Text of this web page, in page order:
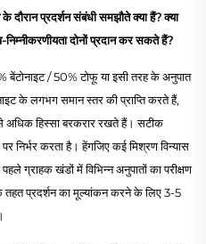
दौरान प्रदर्शन संबंधी समझौते क्या हैं? क्या
दोनों प्रदान कर सकते हैं?
/ 50% टोफू या इसी तरह के अनुपात
के लगभग समान स्तर की प्राप्ति करते हैं,
अधिक हिस्सा बरकरार रखते हैं। सटीक
निर्भर करता है। हेंगजिए कई मिश्रण विन्यास
ग्राहक खंडों में विभिन्न अनुपातों का परीक्षण
प्रदर्शन का मूल्यांकन करने के लिए 3-5